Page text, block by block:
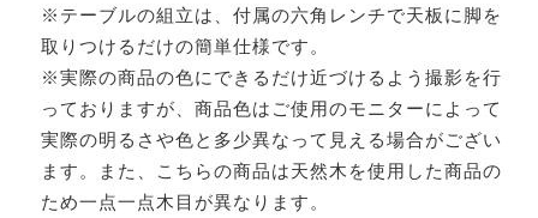
※テーブルの組立は、付属の六角レンチで天板に脚を
取りつけるだけの簡単仕様です。
※実際の商品の色にできるだけ近づけるよう撮影を行
っておりますが、商品色はご使用のモニターによって
実際の明るさや色と多少異なって見える場合がござい
ます。また、こちらの商品は天然木を使用した商品の
ため一点一点木目が異なります。